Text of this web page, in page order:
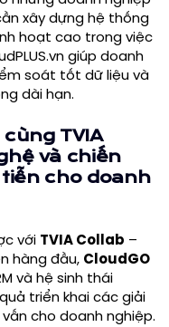
xây dựng hệ thống
hoạt cao trong việc
giúp doanh
soát tốt dữ liệu và
dài hạn.
TVIA
và chiến
cho doanh
với TVIA Collab –
hàng đầu, CloudGO
và hệ sinh thái
triển khai các giải
cho doanh nghiệp.